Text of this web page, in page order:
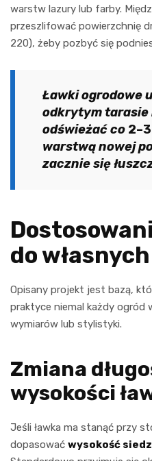
warstw lazury lub farby.
przeszlifować powierzchnię
220), żeby pozbyć się
Ławki ogrodowe
odkrytym
odświeżać co
warstwą nowej
zacznie się
do
Opisany projekt jest bazą,
praktyce niemal każdy ogród
wymiarów lub stylistyki.
Zmiana
wysokości
Jeśli ławka ma stanąć przy
dopasować wysokość